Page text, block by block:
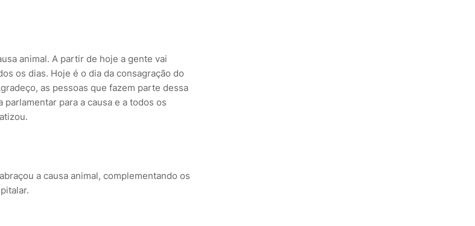
animal. A partir de hoje a gente vai
os dias. Hoje é o dia da consagração do
as pessoas que fazem parte dessa
para a causa e a todos os
a causa animal, complementando os